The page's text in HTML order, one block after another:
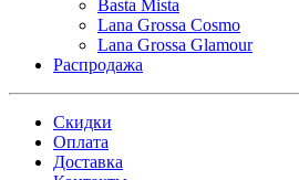
Basta Mista
Lana Grossa Cosmo
Lana Grossa Glamour
Распродажа
Скидки
Оплата
Доставка